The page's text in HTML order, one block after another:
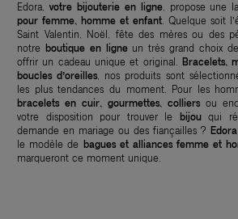
Edora, votre bijouterie en ligne, propose une
pour femme, homme et enfant. Quelque soit
Saint Valentin, Noël, fête des mères ou des
notre boutique en ligneun très grand choix de
offrir un cadeau unique et original. Bracelets,
boucles d’oreilles, nos produits sont
les plus tendances du moment. Pour les
bracelets en cuir, gourmettes, colliersou
votre disposition pour trouver le
bijouqui
demande en mariage ou des fiançailles ? Edora
le modèle de bagues et alliances femme et
marqueront ce moment unique.